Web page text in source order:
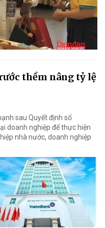
thềm nâng tỷ lệ
sau Quyết định số
doanh nghiệp để thực hiện
nhà nước, doanh nghiệp